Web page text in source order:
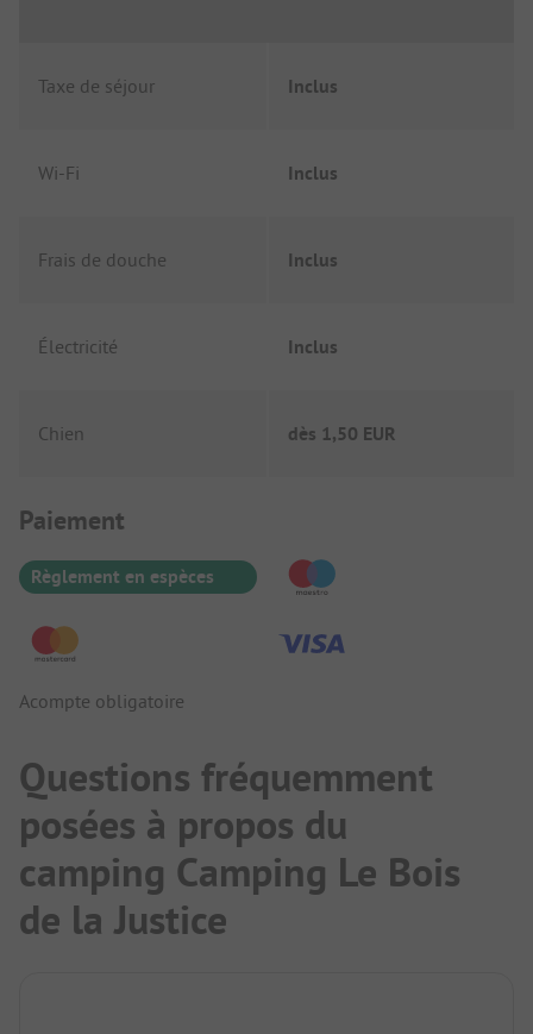
Taxe de séjour Inclus
Wi-Fi Inclus
Frais de douche Inclus
Électricité Inclus
Chien dès 1,50 EUR
Informations de paiement
Paiement
Règlement en espèces
Acompte obligatoire
Questions fréquemment
posées à propos du
camping Camping Le Bois
de la Justice